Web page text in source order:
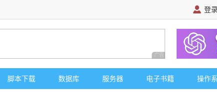
登
广告 商业广告，理性选择
脚本下载 数据库 服务器 电子书籍 操作